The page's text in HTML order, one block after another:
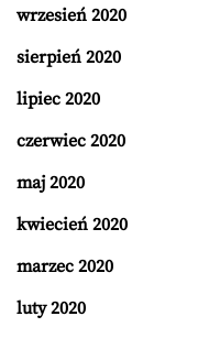
wrzesień 2020
sierpień 2020
lipiec 2020
czerwiec 2020
maj 2020
kwiecień 2020
marzec 2020
luty 2020